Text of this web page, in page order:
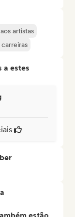
artistas
a estes